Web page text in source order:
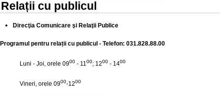
Relații cu publicul
Direcţia Comunicare şi Relaţii Publice
Programul pentru relații cu publicul - Telefon: 031.828.88.00
Luni - Joi, orele 0900 - 1100; 1200 - 1400
Vineri, orele 0900-1200